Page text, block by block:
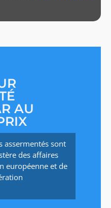
AU
assermentés sont
des affaires
européenne et de